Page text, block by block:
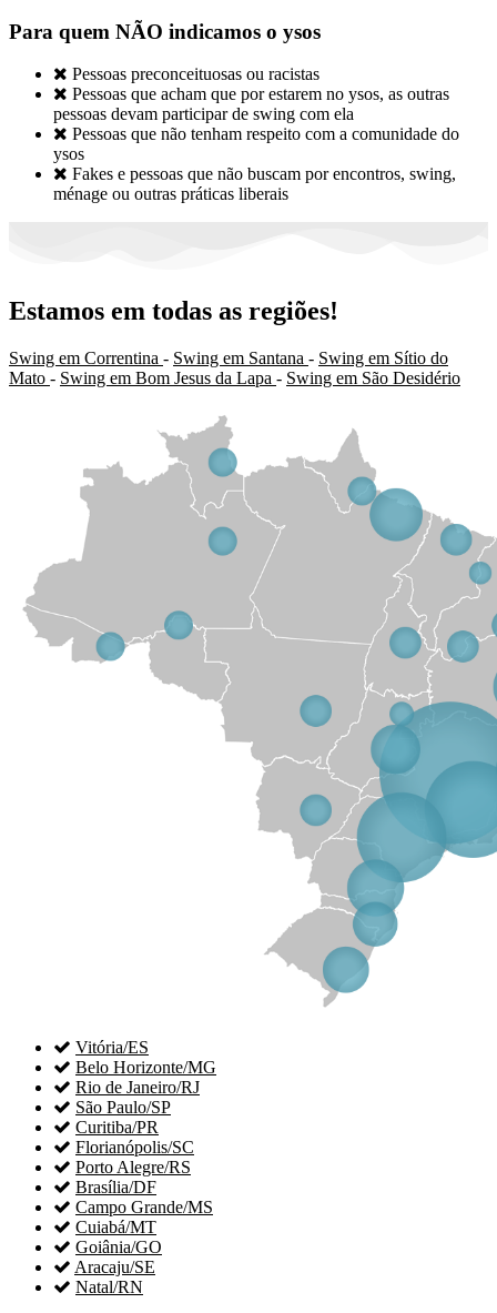
Para quem NÃO indicamos o ysos
 Pessoas preconceituosas ou racistas
 Pessoas que acham que por estarem no ysos, as outras
pessoas devam participar de swing com ela
 Pessoas que não tenham respeito com a comunidade do
ysos
 Fakes e pessoas que não buscam por encontros, swing,
ménage ou outras práticas liberais
Estamos em todas as regiões!
Swing em Correntina - Swing em Santana - Swing em Sítio do
Mato - Swing em Bom Jesus da Lapa - Swing em São Desidério
 Vitória/ES
 Belo Horizonte/MG
 Rio de Janeiro/RJ
 São Paulo/SP
 Curitiba/PR
 Florianópolis/SC
 Porto Alegre/RS
 Brasília/DF
 Campo Grande/MS
 Cuiabá/MT
 Goiânia/GO
 Aracaju/SE
 Natal/RN